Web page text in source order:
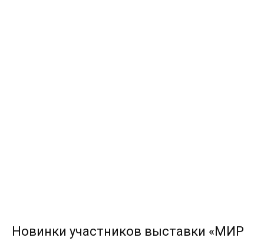
Новинки участников выставки «МИР